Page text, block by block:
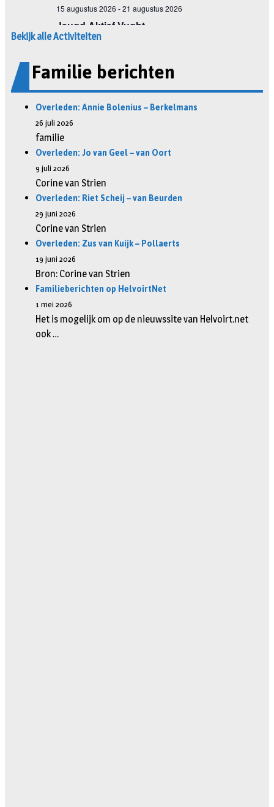
Bekijk alle Activiteiten
Familie berichten
Overleden: Annie Bolenius – Berkelmans
26 juli 2026
familie
Overleden: Jo van Geel – van Oort
9 juli 2026
Corine van Strien
Overleden: Riet Scheij – van Beurden
29 juni 2026
Corine van Strien
Overleden: Zus van Kuijk – Pollaerts
19 juni 2026
Bron: Corine van Strien
Familieberichten op HelvoirtNet
1 mei 2026
Het is mogelijk om op de nieuwssite van Helvoirt.net
ook …